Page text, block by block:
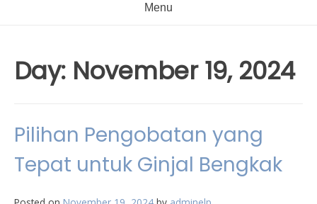
Menu
Day: November 19, 2024
Pilihan Pengobatan yang
Tepat untuk Ginjal Bengkak